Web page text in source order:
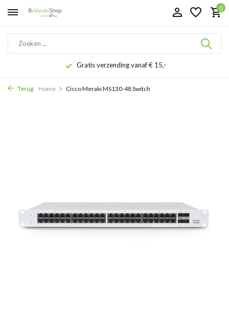
0
Gratis verzending vanaf € 15,-
Terug Home Cisco Meraki MS130-48 Switch